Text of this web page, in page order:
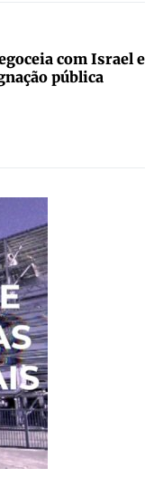
com Israel e
pública